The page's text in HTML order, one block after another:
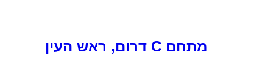
מתחם C דרום, ראש העין